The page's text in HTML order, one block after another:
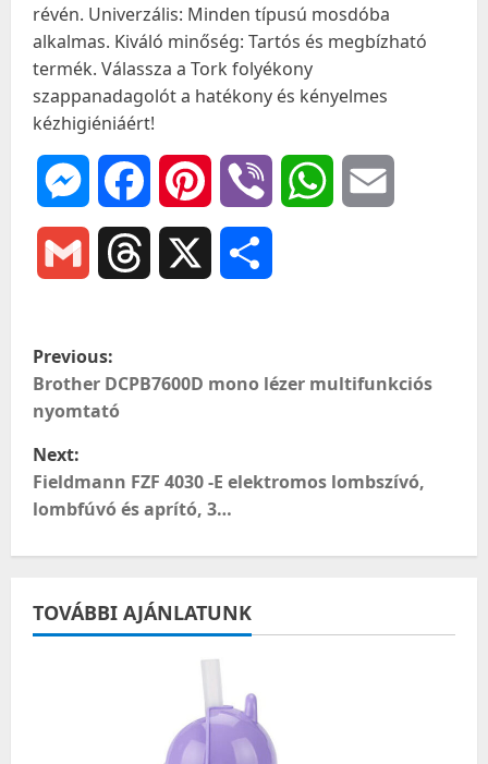
révén. Univerzális: Minden típusú mosdóba
alkalmas. Kiváló minőség: Tartós és megbízható
termék. Válassza a Tork folyékony
szappanadagolót a hatékony és kényelmes
kézhigiéniáért!
MessengerFacebookPinterest Viber WhatsApp
Gmail Threads
P
o
s
t
v
Previous:
Brother DCPB7600D mono lézer multifunkciós
nyomtató
Next:
Fieldmann FZF 4030 -E elektromos lombszívó,
lombfúvó és aprító, 3…
TOVÁBBI AJÁNLATUNK